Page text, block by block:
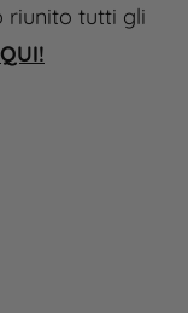
riunito tutti gli
QUI!